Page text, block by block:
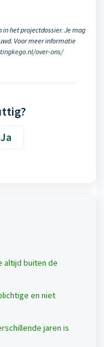
in het projectdossier. Je mag
Voor meer informatie
over-ons/
Ja
altijd buiten de
en niet
jaren is